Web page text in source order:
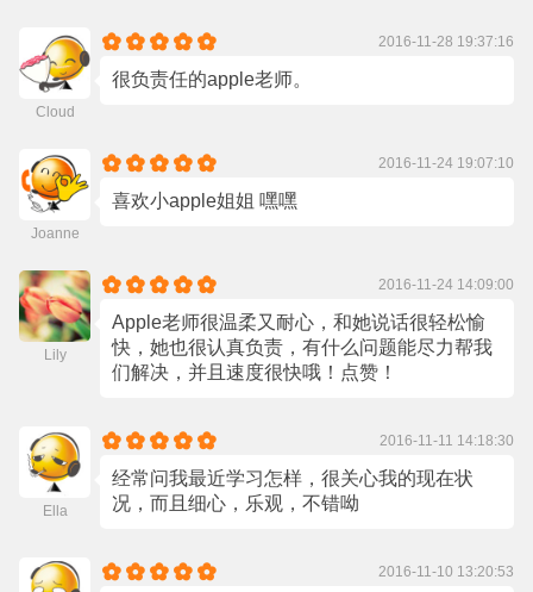
Cloud
2016-11-28 19:37:16
很负责任的apple老师。
Joanne
2016-11-24 19:07:10
喜欢小apple姐姐 嘿嘿
Lily
2016-11-24 14:09:00
Apple老师很温柔又耐心，和她说话很轻松愉
快，她也很认真负责，有什么问题能尽力帮我
们解决，并且速度很快哦！点赞！
Ella
2016-11-11 14:18:30
经常问我最近学习怎样，很关心我的现在状
况，而且细心，乐观，不错呦
2016-11-10 13:20:53